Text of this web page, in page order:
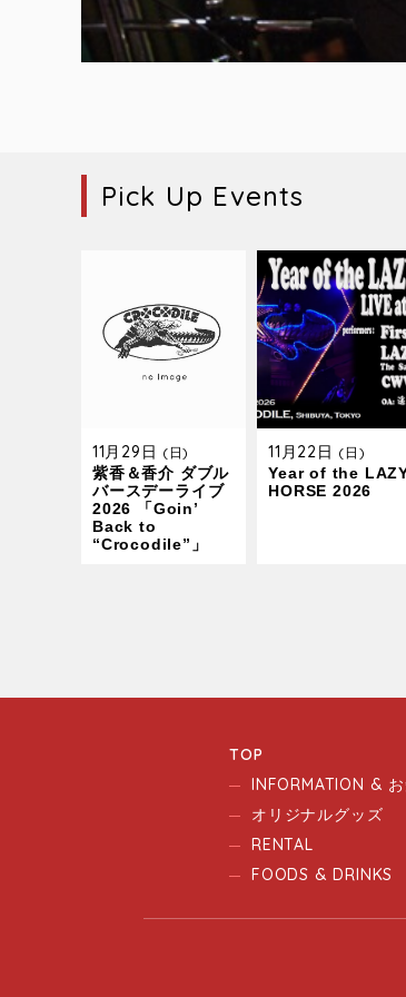
Pick Up Events
11月29日 (日)
紫香＆香介 ダブル
バースデーライブ
2026 「Goin’
Back to
“Crocodile”」
11月22日 (日)
Year of the
HORSE 2026
TOP
INFORMATION &
オリジナルグッズ
RENTAL
FOODS & DRINKS